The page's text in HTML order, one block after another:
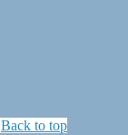
Back to top